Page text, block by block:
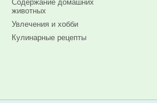
Содержание домашних
животных
Увлечения и хобби
Кулинарные рецепты